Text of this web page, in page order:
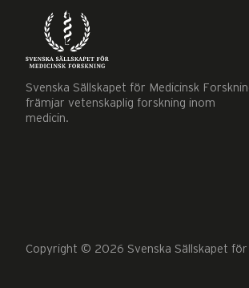
Svenska Sällskapet för Medicinsk
främjar vetenskaplig forskning inom
medicin.
Copyright © 2026 Svenska Sällskapet
Nödvändiga
Dessa kakor
går inte att
fungera.